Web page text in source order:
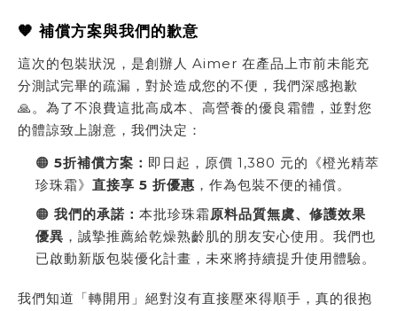
🧡 補償方案與我們的歉意
這次的包裝狀況，是創辦人 Aimer 在產品上市前未能充
分測試完畢的疏漏，對於造成您的不便，我們深感抱歉
🙏。為了不浪費這批高成本、高營養的優良霜體，並對您
的體諒致上謝意，我們決定：
🟠 5折補償方案： 即日起，原價 1,380 元的《橙光精萃
珍珠霜》 直接享 5 折優惠 ，作為包裝不便的補償。
🟠 我們的承諾： 本批珍珠霜原料品質無虞、修護效果
優異 ，誠摯推薦給乾燥熟齡肌的朋友安心使用。我們也
已啟動新版包裝優化計畫，未來將持續提升使用體驗。
我們知道「轉開用」絕對沒有直接壓來得順手，真的很抱